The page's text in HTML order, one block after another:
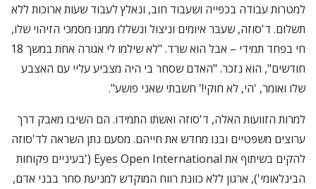
למטרות עבודה בכפייה ושעבוד חוב, ונאלץ לעבוד שעות ארוכות ללא
תשלום. ד'סוזה, שעבר איומים וניצול ונשללו ממנו מסמכי הזיהוי שלו,
חי בפחד תמידי – אבל הוא שרד. "לא שילמו לי אגורה אחת במשך 18
חודשים", הוא נזכר. "האדם שסחר בי היה מצביע עליי עם האצבע
שלו ואומר, 'הי, לא חוקי!' חשבתי שאני פושע".
למרות הזוועות האלה, ד'סוזה ואשתו התמידו. הם השיבו מאבק דרך
ערוצים משפטיים ובנו מחדש את חייהם. מסעם נתן השראה לד'סוזה
להקים בשיתוף את Eyes Open International ('בעיניים פקוחות
הבינלאומי'), ארגון ללא כוונת רווח המוקדש למניעת סחר בבני אדם,